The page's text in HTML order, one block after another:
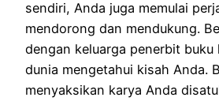
sendiri, Anda juga memulai
mendorong dan mendukung.
dengan keluarga penerbit buku
dunia mengetahui kisah Anda.
menyaksikan karya Anda